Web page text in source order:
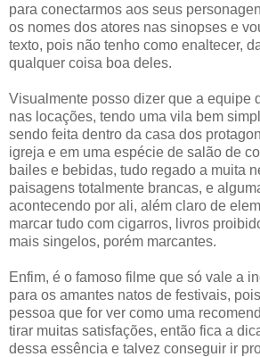
para conectarmos aos seus
os nomes dos atores nas sinopses e
texto, pois não tenho como enaltecer,
qualquer coisa boa deles.
Visualmente posso dizer que a equipe
nas locações, tendo uma vila bem
sendo feita dentro da casa dos
igreja e em uma espécie de salão de
bailes e bebidas, tudo regado a muita
paisagens totalmente brancas, e
acontecendo por ali, além claro de
marcar tudo com cigarros, livros
mais singelos, porém marcantes.
Enfim, é o famoso filme que só vale a
para os amantes natos de festivais,
pessoa que for ver como uma
tirar muitas satisfações, então fica a
dessa essência e talvez conseguir ir